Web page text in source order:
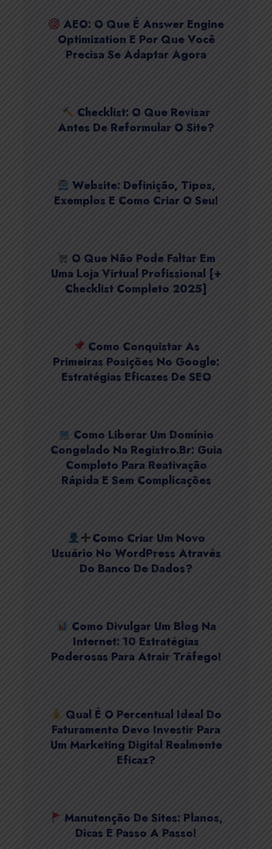
AEO: O Que É Answer Engine
Optimization E Por Que Você
Precisa Se Adaptar Agora
Checklist: O Que Revisar
Antes De Reformular O Site?
Website: Definição, Tipos,
Exemplos E Como Criar O Seu!
O Que Não Pode Faltar Em
Uma Loja Virtual Profissional [+
Checklist Completo 2025]
Como Conquistar As
Primeiras Posições No Google:
Estratégias Eficazes De SEO
Como Liberar Um Domínio
Congelado Na Registro.br: Guia
Completo Para Reativação
Rápida E Sem Complicações
Como Criar Um Novo
Usuário No WordPress Através
Do Banco De Dados?
Como Divulgar Um Blog Na
Internet: 10 Estratégias
Poderosas Para Atrair Tráfego!
Qual É O Percentual Ideal Do
Faturamento Devo Investir Para
Um Marketing Digital Realmente
Eficaz?
Manutenção De Sites: Planos,
Dicas E Passo A Passo!